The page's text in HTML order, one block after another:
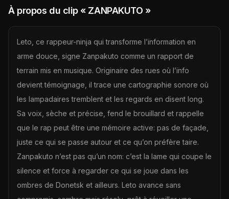
À propos du clip« ZANPAKUTO »
Leto, ce rappeur-ninja qui transforme l’information en
arme douce, signe Zanpakuto comme un rapport de
terrain mis en musique. Originaire des rues où l’info
devient témoignage, il trace une cartographie sonore où
les lampadaires tremblent et les regards en disent long.
Sa voix, sèche et précise, fend le brouillard et rappelle
que le rap peut être une mémoire active: pas de façade,
juste ce qui se passe autour et ce qu’on préfère taire.
Zanpakuto n’est pas qu’un nom: c’est la lame qui coupe le
silence et force à regarder ce qui se joue dans les
ombres de Donetsk et ailleurs. Leto avance sans